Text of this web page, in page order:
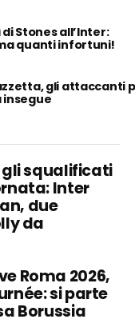
Stones all’Inter:
quanti infortuni!
gli attaccanti
insegue
gli squalificati
Inter
due
da
Roma 2026,
si parte
Borussia